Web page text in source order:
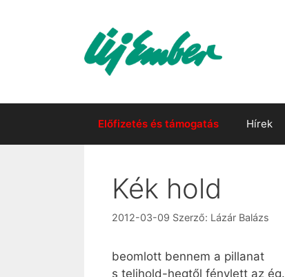
Előfizetés és támogatás Hírek
Kék hold
2012-03-09 Szerző: Lázár Balázs
beomlott bennem a pillanat
s telihold-hegtől fénylett az ég.